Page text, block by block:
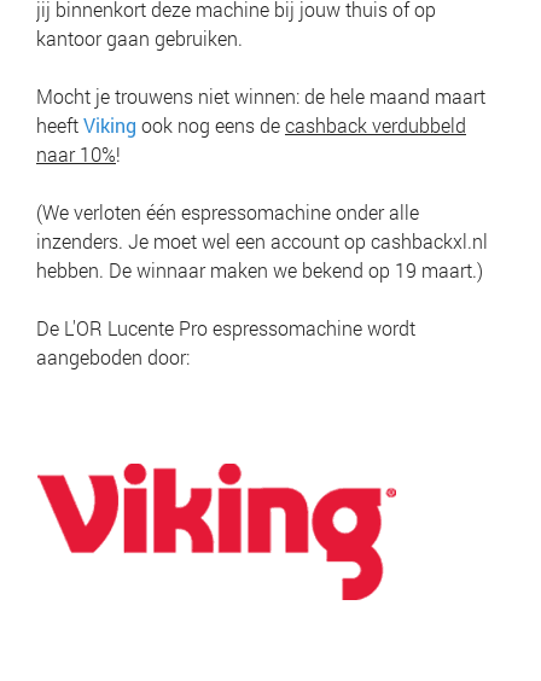
jij binnenkort deze machine bij jouw thuis of op
kantoor gaan gebruiken.
Mocht je trouwens niet winnen: de hele maand maart
heeftViking ook nog eens decashback verdubbeld
naar 10%!
(We verloten één espressomachine onder alle
inzenders. Je moet wel een account op cashbackxl.nl
hebben. De winnaar maken we bekend op 19 maart.)
De L'OR Lucente Pro espressomachine wordt
aangeboden door: